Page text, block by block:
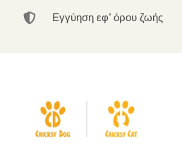
 Εγγύηση εφ’ όρου ζωής